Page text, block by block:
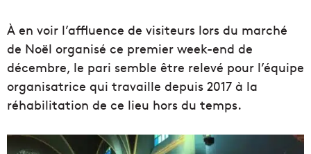
À en voir l’affluence de visiteurs lors du marché
de Noël organisé ce premier week-end de
décembre, le pari semble être relevé pour l’équipe
organisatrice qui travaille depuis 2017 à la
réhabilitation de ce lieu hors du temps.